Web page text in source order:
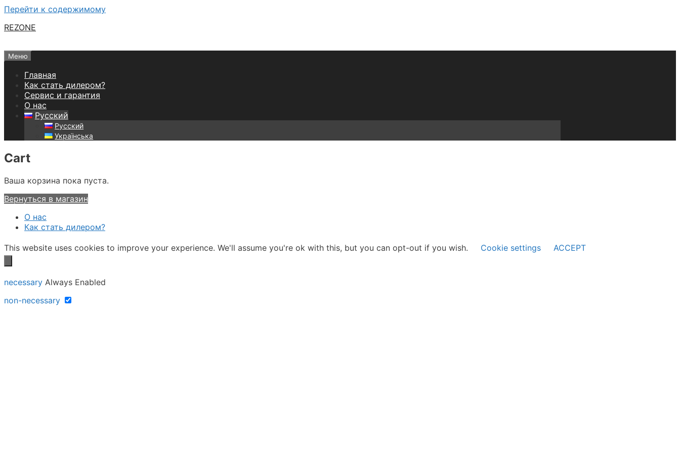
Перейти к содержимому
REZONE
Меню
Главная
Как стать дилером?
Сервис и гарантия
О нас
Русский
Русский
Українська
Cart
Ваша корзина пока пуста.
Вернуться в магазин
О нас
Как стать дилером?
This website uses cookies to improve your experience. We'll assume you're ok with this, but you can opt-out if you wish. Cookie settings ACCEPT
necessary Always Enabled
non-necessary